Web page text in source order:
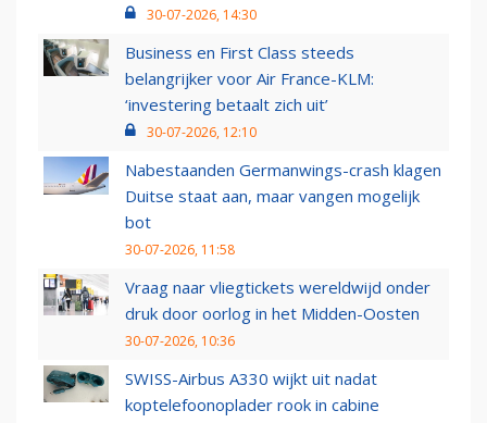
30-07-2026, 14:30
Business en First Class steeds
belangrijker voor Air France-KLM:
‘investering betaalt zich uit’
30-07-2026, 12:10
Nabestaanden Germanwings-crash klagen
Duitse staat aan, maar vangen mogelijk
bot
30-07-2026, 11:58
Vraag naar vliegtickets wereldwijd onder
druk door oorlog in het Midden-Oosten
30-07-2026, 10:36
SWISS-Airbus A330 wijkt uit nadat
koptelefoonoplader rook in cabine